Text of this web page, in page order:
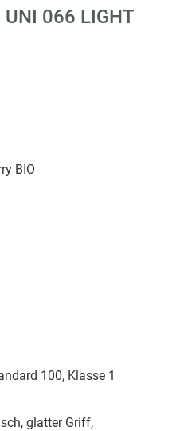
UNI 066 LIGHT
BIO
100, Klasse 1
glatter Griff,